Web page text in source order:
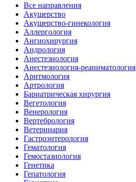
Все направления
Акушерство
Акушерство-гинекология
Аллергология
Ангиохирургия
Андрология
Анестезиология
Анестезиология-реаниматология
Аритмология
Артрология
Бариатрическая хирургия
Вегетология
Венерология
Вертебрология
Ветеринария
Гастроэнтерология
Гематология
Гемостазиология
Генетика
Гепатология